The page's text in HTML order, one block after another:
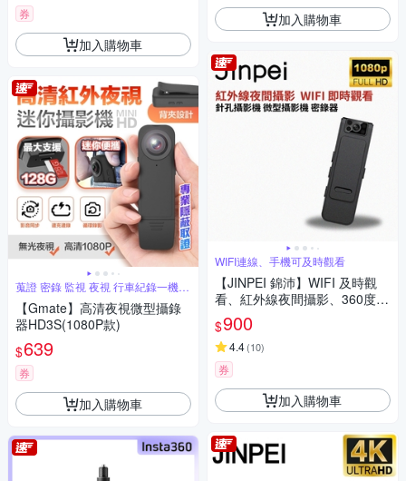
券
加入購物車
蒐證 密錄 監視 夜視 行車紀錄一機搞
定
【Gmate】高清夜視微型攝錄
器HD3S(1080P款)
$639
券
加入購物車
加入購物車
WIFI連線、手機可及時觀看
【JINPEI 錦沛】WIFI 及時觀
看、紅外線夜間攝影、360度旋
轉鏡頭、針孔攝影機 微型攝影
機 密錄器JS-05B-2
$900
4.4(10)
券
加入購物車